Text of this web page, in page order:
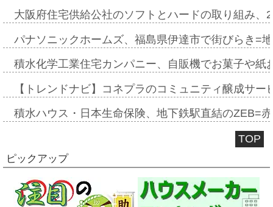
大阪府住宅供給公社のソフトとハードの取り組み
パナソニックホームズ、福島県伊達市で街びらき=
積水化学工業住宅カンパニー、自販機でお菓子や
【トレンドナビ】コネプラのコミュニティ醸成サ
積水ハウス・日本生命保険、地下鉄駅直結のZEB=
TOP
ピックアップ